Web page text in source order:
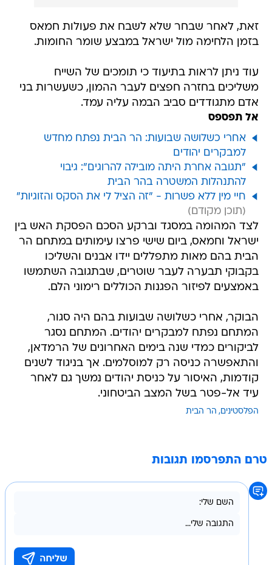
זאת, לאחר שבחר שלא לשבח את פעולות חמאס
בזמן הלחימה מול ישראל במבצע שומר החומות.
עוד ניתן לראות בתיעוד כי תומכים של השייח
משליכים בחזרה חפצים לעבר ההמון, כשעשרות בני
אדם מתגודדים סביב הבמה עליה עמד.
אל תפספס
אחרי כשלושה שבועות: הר הבית נפתח מחדש
למבקרים יהודים
"תגובה אחרת היתה מובילה להרוגים": גיבוי
להתנהלות המשטרה בהר הבית
חיי מין ללא פשרות - "זה הציל לי את הסקס והזוגיות"
לצד המהומה במסגד וברקע הסכם הפסקת האש בין
ישראל וחמאס, ביום שישי פרצו עימותים במתחם הר
הבית בהם מאות מתפללים יידו אבנים והשליכו
בקבוקי תבערה לעבר שוטרים, שבתגובה השתמשו
באמצעים לפיזור הפגנות הכוללים רימוני הלם.
הבוקר, אחרי כשלושה שבועות בהם היה סגור,
המתחם נפתח למבקרים יהודים. המתחם נסגר
לביקורים כמדי שנה בימים האחרונים של הרמדאן,
והתאפשרה כניסה רק למוסלמים. אך בניגוד לשנים
קודמות, האיסור על כניסת יהודים נמשך גם לאחר
עיד אל-פטר בשל המצב הביטחוני.
הפלסטינים הר הבית
טרם התפרסמו תגובות